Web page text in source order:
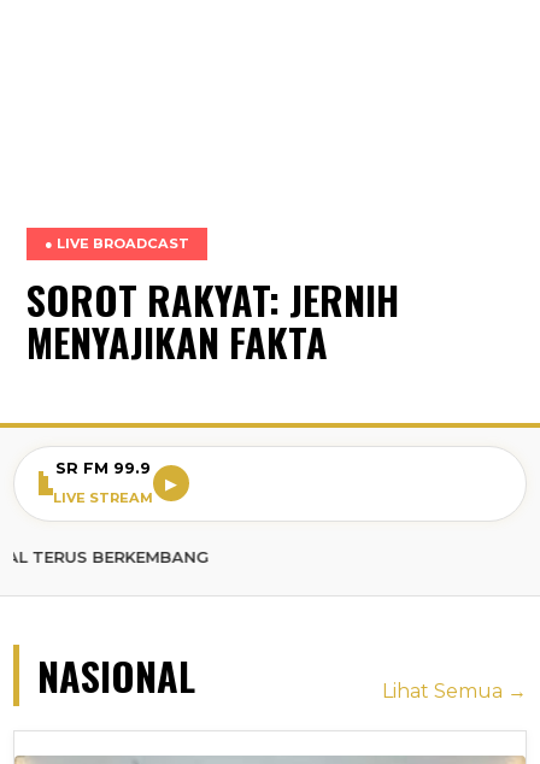
● LIVE BROADCAST
SOROT RAKYAT: JERNIH
MENYAJIKAN FAKTA
SR FM 99.9
LIVE STREAM
▶
NASIONAL Lihat Semua →